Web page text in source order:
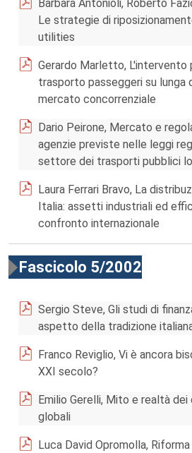
Barbara Antonioli, Roberto
Le strategie di
utilities
Gerardo Marletto, L'intervento
trasporto passeggeri su lunga
mercato concorrenziale
Dario Peirone, Mercato e
agenzie previste nelle leggi
settore dei trasporti pubblici
Laura Ferrari Bravo, La
Italia: assetti industriali ed
confronto internazionale
Fascicolo 5/2002
Sergio Steve, Gli studi di
aspetto della tradizione
Franco Reviglio, Vi è ancora
XXI secolo?
Emilio Gerelli, Mito e realtà
globali
Luca David Opromolla,